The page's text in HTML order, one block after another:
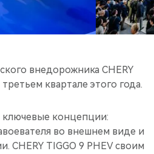
внедорожника CHERY
квартале этого года.
ключевые концепции:
во внешнем виде и
CHERY TIGGO 9 PHEV своим